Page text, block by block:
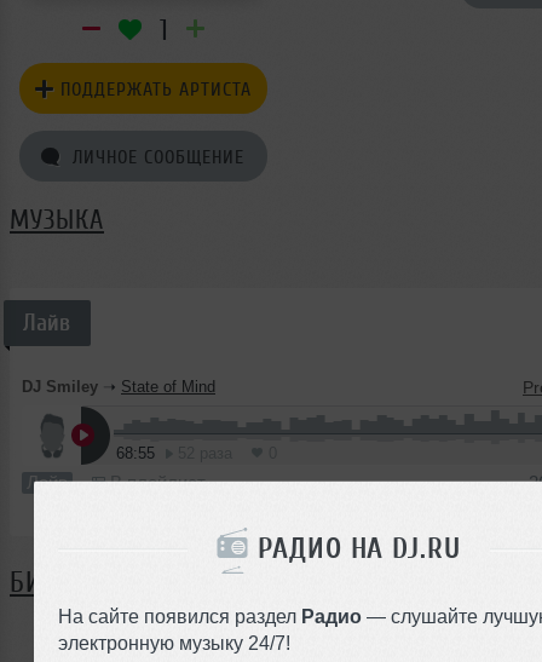
РАДИО НА DJ.RU
На сайте появился раздел Радио — слушайте
электронную музыку 24/7!
1
ПОДДЕРЖАТЬ АРТИСТА
ЛИЧНОЕ СООБЩЕНИЕ
МУЗЫКА
Лайв
DJ Smiley ➝ State of Mind
68:55
Лайв В плейлист
БИОГРАФИЯ
DJ Smiley ещё не поделился своей биографией